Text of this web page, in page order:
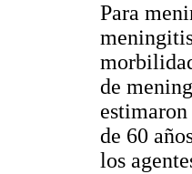
Para
de
de 60
los